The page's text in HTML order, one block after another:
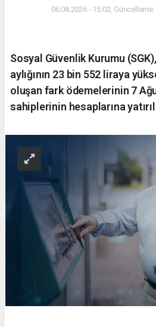
06.08.2026 - 15:02,
Sosyal Güvenlik Kurumu
aylığının 23 bin 552 liraya
oluşan fark ödemelerinin 7
sahiplerinin hesaplarına